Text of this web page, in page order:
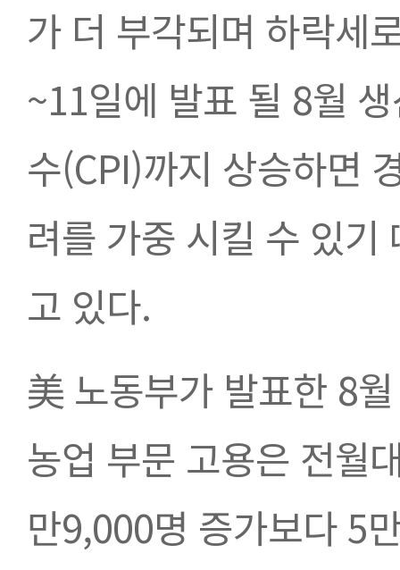
가 더 부각되며 하락세
~11일에 발표 될 8월
수(CPI)까지 상승하면
려를 가중 시킬 수 있기
고 있다.
美 노동부가 발표한 8
농업 부문 고용은 전월
만9,000명 증가보다 5